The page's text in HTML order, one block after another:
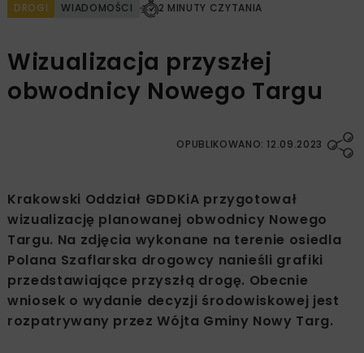
DROGI WIADOMOŚCI 2 MINUTY CZYTANIA
Wizualizacja przyszłej
obwodnicy Nowego Targu
OPUBLIKOWANO: 12.09.2023
Krakowski Oddział GDDKiA przygotował
wizualizację planowanej obwodnicy Nowego
Targu. Na zdjęcia wykonane na terenie osiedla
Polana Szaflarska drogowcy nanieśli grafiki
przedstawiające przyszłą drogę. Obecnie
wniosek o wydanie decyzji środowiskowej jest
rozpatrywany przez Wójta Gminy Nowy Targ.